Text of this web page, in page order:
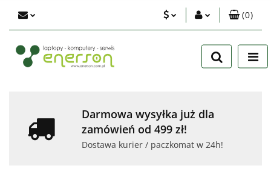
Zaloguj się
Zarejestruj się
(0)
Darmowa wysyłka już dla
zamówień od 499 zł!
Dostawa kurier / paczkomat w 24h!